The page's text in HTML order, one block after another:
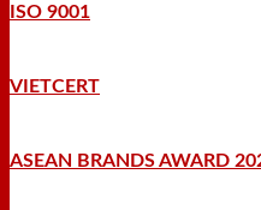
ISO 9001
VIETCERT
ASEAN BRANDS AWARD